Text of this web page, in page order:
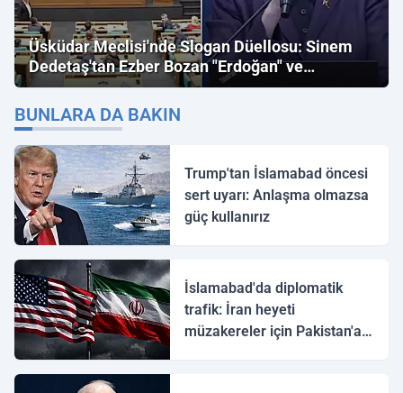
Üsküdar Meclisi'nde Slogan Düellosu: Sinem
Dedetaş'tan Ezber Bozan "Erdoğan" ve
"İmamoğlu" Çıkışı!
BUNLARA DA BAKIN
Trump'tan İslamabad öncesi
sert uyarı: Anlaşma olmazsa
güç kullanırız
İslamabad'da diplomatik
trafik: İran heyeti
müzakereler için Pakistan'a